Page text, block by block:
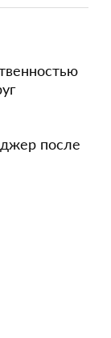
после